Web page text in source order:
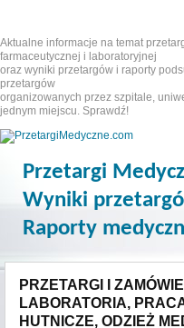
Aktualne informacje na temat
farmaceutycznej i laboratoryjnej
oraz wyniki przetargów i raporty
przetargów
organizowanych przez szpitale,
jednym miejscu. Sprawdź!
Przetargi
Wyniki
Raporty
PRZETARGI I
LABORATORIA,
HUTNICZE, ODZIEŻ